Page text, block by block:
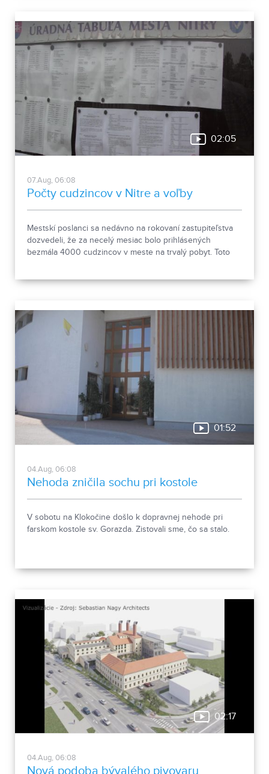
02:05
07.Aug, 06:08
Počty cudzincov v Nitre a voľby
Mestskí poslanci sa nedávno na rokovaní zastupiteľstva
dozvedeli, že za necelý mesiac bolo prihlásených
bezmála 4000 cudzincov v meste na trvalý pobyt. Toto
01:52
04.Aug, 06:08
Nehoda zničila sochu pri kostole
V sobotu na Klokočine došlo k dopravnej nehode pri
farskom kostole sv. Gorazda. Zistovali sme, čo sa stalo.
02:17
04.Aug, 06:08